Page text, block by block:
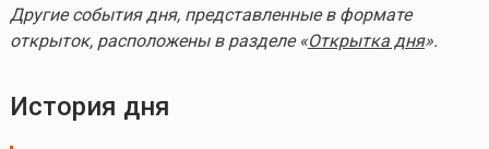
Другие события дня, представленные в формате
открыток, расположены в разделе «Открытка дня».
История дня